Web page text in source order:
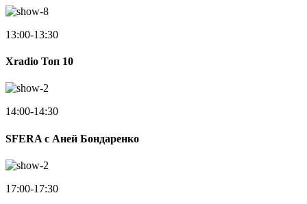
13:00-13:30
Xradio Топ 10
14:00-14:30
SFERA с Аней Бондаренко
17:00-17:30